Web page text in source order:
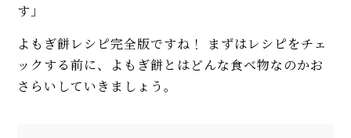
す」
よもぎ餅レシピ完全版ですね！ まずはレシピをチェ
ックする前に、よもぎ餅とはどんな食べ物なのかお
さらいしていきましょう。